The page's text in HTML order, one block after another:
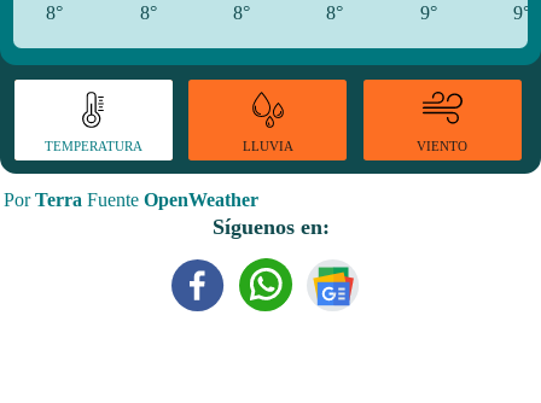
8° 8° 8° 8° 9° 9°
TEMPERATURA LLUVIA VIENTO
PorTerra Fuente OpenWeather
Síguenos en: